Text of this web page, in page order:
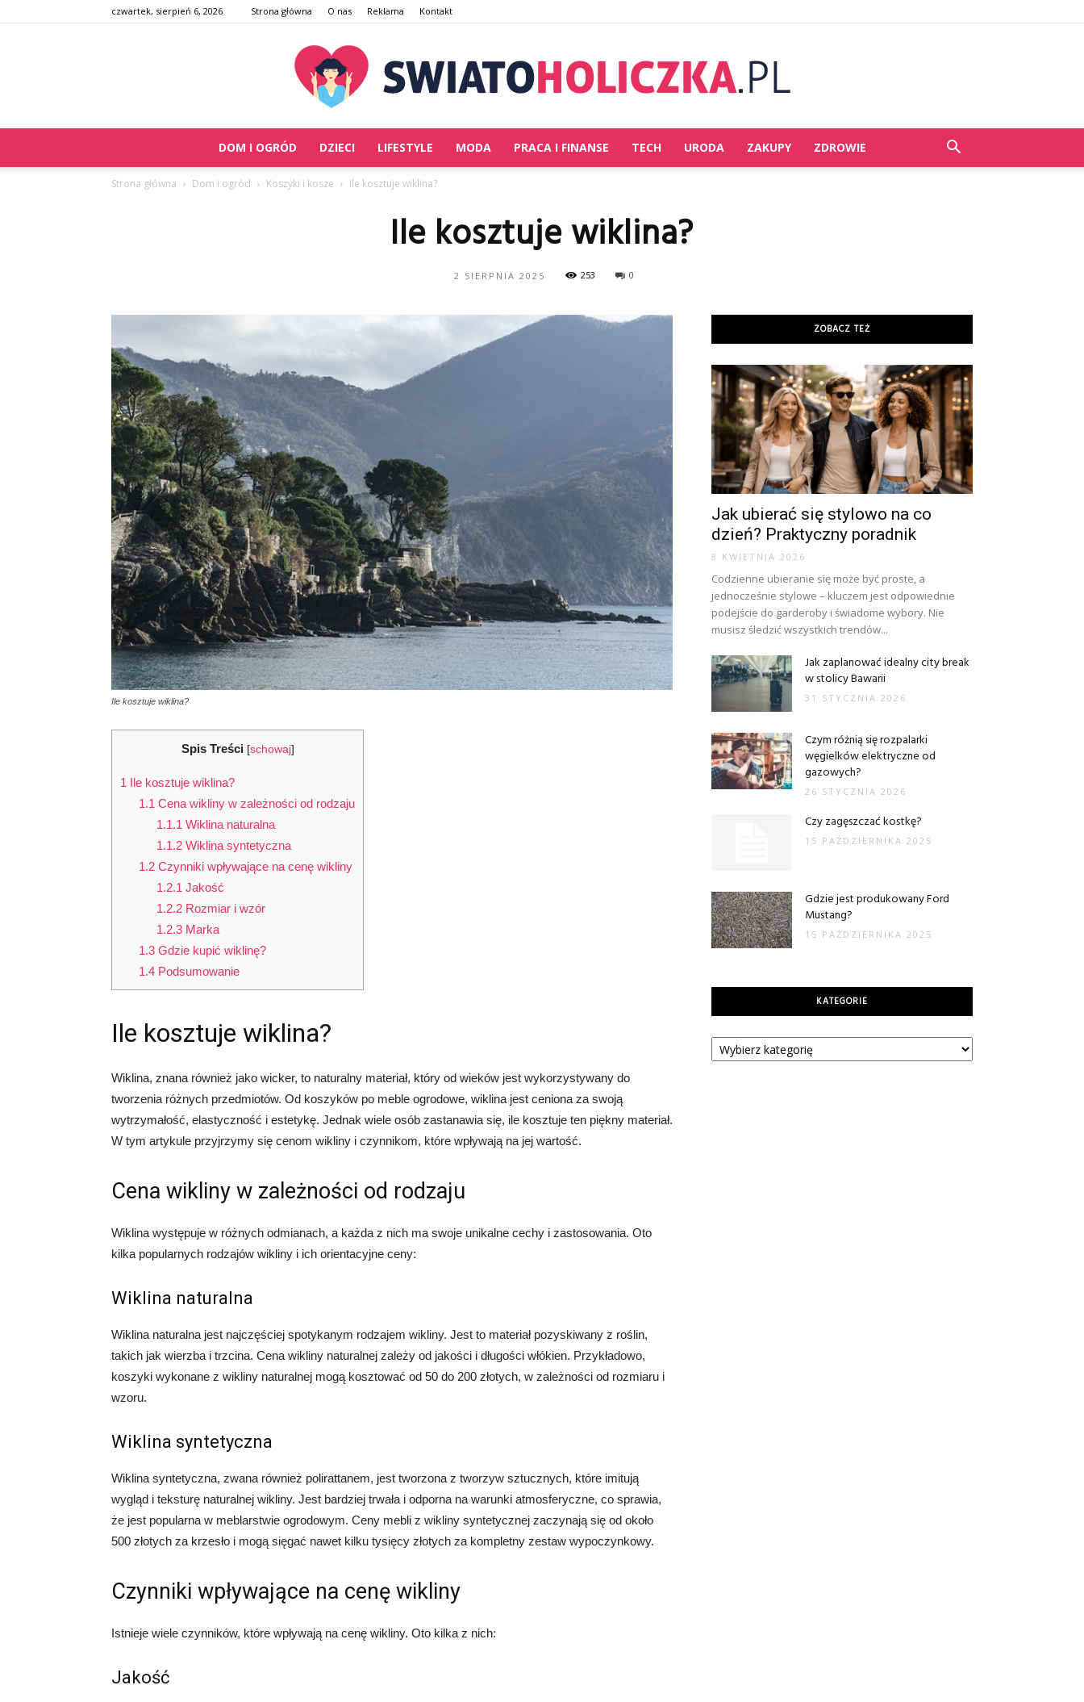
czwartek, sierpień 6, 2026 Strona główna O nas Reklama Kontakt
DOM I OGRÓD DZIECI LIFESTYLE MODA PRACA I FINANSE TECH URODA ZAKUPY ZDROWIE
Strona główna Dom i ogród Koszyki i kosze Ile kosztuje wiklina?
Ile kosztuje wiklina?
2 SIERPNIA 2025 253 0
Ile kosztuje wiklina?
Spis Treści [schowaj]
1 Ile kosztuje wiklina?
1.1 Cena wikliny w zależności od rodzaju
1.1.1 Wiklina naturalna
1.1.2 Wiklina syntetyczna
1.2Czynniki wpływające na cenę wikliny
1.2.1 Jakość
1.2.2 Rozmiar i wzór
1.2.3 Marka
1.3Gdzie kupić wiklinę?
1.4Podsumowanie
Ile kosztuje wiklina?
Wiklina, znana również jako wicker, to naturalny materiał, który od wieków jest wykorzystywany do
tworzenia różnych przedmiotów. Od koszyków po meble ogrodowe, wiklina jest ceniona za swoją
wytrzymałość, elastyczność i estetykę. Jednak wiele osób zastanawia się, ile kosztuje ten piękny materiał.
W tym artykule przyjrzymy się cenom wikliny i czynnikom, które wpływają na jej wartość.
Cena wikliny w zależności od rodzaju
Wiklina występuje w różnych odmianach, a każda z nich ma swoje unikalne cechy i zastosowania. Oto
kilka popularnych rodzajów wikliny i ich orientacyjne ceny:
Wiklina naturalna
Wiklina naturalna jest najczęściej spotykanym rodzajem wikliny. Jest to materiał pozyskiwany z roślin,
takich jak wierzba i trzcina. Cena wikliny naturalnej zależy od jakości i długości włókien. Przykładowo,
koszyki wykonane z wikliny naturalnej mogą kosztować od 50 do 200 złotych, w zależności od rozmiaru i
wzoru.
Wiklina syntetyczna
Wiklina syntetyczna, zwana również polirattanem, jest tworzona z tworzyw sztucznych, które imitują
wygląd i teksturę naturalnej wikliny. Jest bardziej trwała i odporna na warunki atmosferyczne, co sprawia,
że jest popularna w meblarstwie ogrodowym. Ceny mebli z wikliny syntetycznej zaczynają się od około
500 złotych za krzesło i mogą sięgać nawet kilku tysięcy złotych za kompletny zestaw wypoczynkowy.
Czynniki wpływające na cenę wikliny
Istnieje wiele czynników, które wpływają na cenę wikliny. Oto kilka z nich:
Jakość
ZOBACZ TEŻ
Jak ubierać się stylowo na co
dzień? Praktyczny poradnik
8 KWIETNIA 2026
Codzienne ubieranie się może być proste, a
jednocześnie stylowe – kluczem jest odpowiednie
podejście do garderoby i świadome wybory. Nie
musisz śledzić wszystkich trendów...
Jak zaplanować idealny city break
w stolicy Bawarii
31 STYCZNIA 2026
Czym różnią się rozpalarki
węgielków elektryczne od
gazowych?
26 STYCZNIA 2026
Czy zagęszczać kostkę?
15 PAŹDZIERNIKA 2025
Gdzie jest produkowany Ford
Mustang?
15 PAŹDZIERNIKA 2025
KATEGORIE
Kategorie